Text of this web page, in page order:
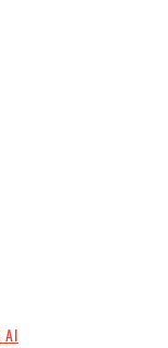
AI